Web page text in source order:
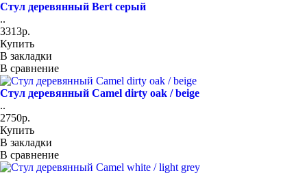
Стул деревянный Bert серый
..
3313р.
Купить
В закладки
В сравнение
Стул деревянный Camel dirty oak / beige
..
2750р.
Купить
В закладки
В сравнение